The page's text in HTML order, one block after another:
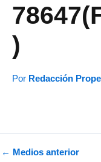
)
Por Redacción
← Medios anterior